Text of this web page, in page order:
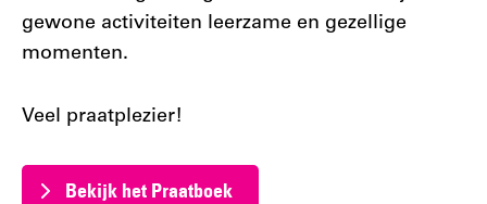
gewone activiteiten leerzame en gezellige
momenten.
Veel praatplezier!
Bekijk het Praatboek